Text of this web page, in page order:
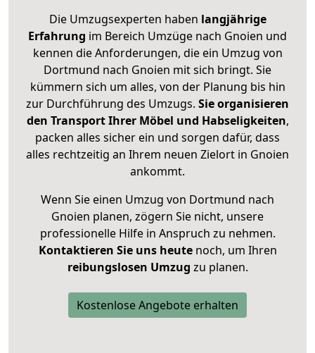
Die Umzugsexperten haben langjährige
Erfahrung im Bereich Umzüge nach Gnoien und
kennen die Anforderungen, die ein Umzug von
Dortmund nach Gnoien mit sich bringt. Sie
kümmern sich um alles, von der Planung bis hin
zur Durchführung des Umzugs. Sie organisieren
den Transport Ihrer Möbel und Habseligkeiten,
packen alles sicher ein und sorgen dafür, dass
alles rechtzeitig an Ihrem neuen Zielort in Gnoien
ankommt.
Wenn Sie einen Umzug von Dortmund nach
Gnoien planen, zögern Sie nicht, unsere
professionelle Hilfe in Anspruch zu nehmen.
Kontaktieren Sie uns heutenoch, um Ihren
reibungslosen Umzug zu planen.
Kostenlose Angebote erhalten